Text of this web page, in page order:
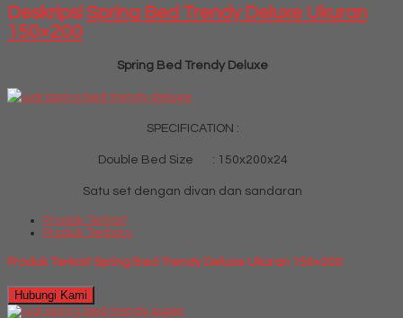
DeskripsiSpring Bed Trendy Deluxe Ukuran
150×200
Spring Bed Trendy Deluxe
SPECIFICATION :
Double Bed Size : 150x200x24
Satu set dengan divan dan sandaran
Produk Terkait
Produk Terbaru
Produk Terkait Spring Bed Trendy Deluxe Ukuran 150×200
Hubungi Kami